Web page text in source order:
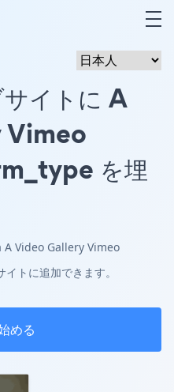
イトに A
を埋
A Video Gallery Vimeo
トに追加できます。
める